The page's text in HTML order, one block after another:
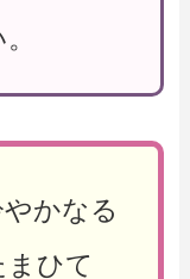
かなる
ひて